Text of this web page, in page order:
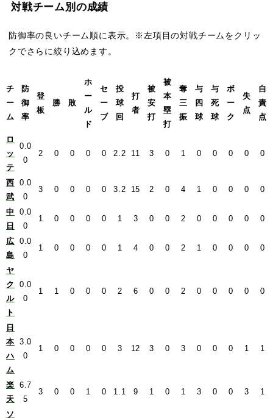
対戦チーム別の成績
防御率の良いチーム順に表示。※左項目の対戦チームをクリッ
クでさらに絞り込めます。
チ
ー
ム
防
御
率
登
板
勝 敗
ホ
ー
ル
ド
セ
ー
ブ
投
球
回
打
者
被
安
打
被
本
塁
打
奪
三
振
与
四
球
与
死
球
ボ
ー
ク
失
点
自
責
点
ロ
ッ
テ
0.0
0
2 0 0 0 0 2.2 11 3 0 1 0 0 0 0 0
西
武
0.0
0
3 0 0 0 0 3.2 15 2 0 4 1 0 0 0 0
中
日
0.0
0
1 0 0 0 0 1 3 0 0 2 0 0 0 0 0
広
島
0.0
0
1 0 0 0 0 1 4 0 0 2 1 0 0 0 0
ヤ
ク
ル
ト
0.0
0
1 1 0 0 0 2 6 0 0 2 0 0 0 0 0
日
本
ハ
ム
3.0
0
1 0 0 0 0 3 12 3 0 3 0 0 0 1 1
楽
天
6.7
5
3 0 0 1 0 1.1 9 1 0 1 3 0 0 3 1
ソ